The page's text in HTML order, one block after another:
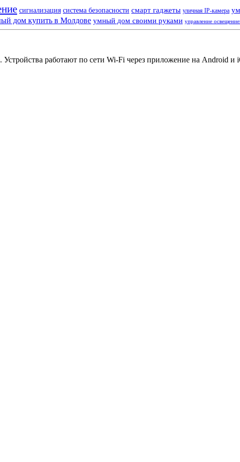
сигнализация система безопасности смарт гаджеты уличная IP-камера
дом купить в Молдове умный дом своими руками управление
работают по сети Wi-Fi через приложение на Android и